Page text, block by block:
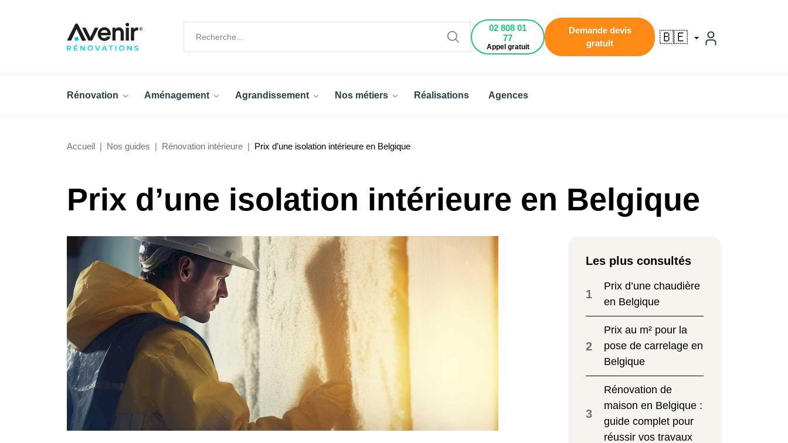
02 808 01
77
Appel gratuit
Demande devis
gratuit
🇧🇪
Rénovation Aménagement Agrandissement Nos métiers Réalisations Agences
Accueil Nos guides Rénovation intérieure Prix d’une isolation intérieure en Belgique
Prix d’une isolation intérieure en Belgique
Les plus consultés
1
Prix d’une chaudière
en Belgique
2
Prix au m² pour la
pose de carrelage en
Belgique
3
Rénovation de
maison en Belgique :
guide complet pour
réussir vos travaux